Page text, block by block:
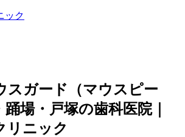
スガード（マウスピー
場・戸塚の歯科医院｜
リニック